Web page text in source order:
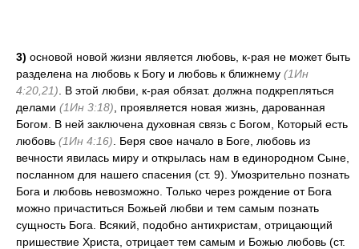
3) основой новой жизни является любовь, к-рая не может быть
разделена на любовь к Богу и любовь к ближнему (1Ин
4:20,21) . В этой любви, к-рая обязат. должна подкрепляться
делами (1Ин 3:18) , проявляется новая жизнь, дарованная
Богом. В ней заключена духовная связь с Богом, Который есть
любовь (1Ин 4:16) . Беря свое начало в Боге, любовь из
вечности явилась миру и открылась нам в единородном Сыне,
посланном для нашего спасения (ст. 9). Умозрительно познать
Бога и любовь невозможно. Только через рождение от Бога
можно причаститься Божьей любви и тем самым познать
сущность Бога. Всякий, подобно антихристам, отрицающий
пришествие Христа, отрицает тем самым и Божью любовь (ст.